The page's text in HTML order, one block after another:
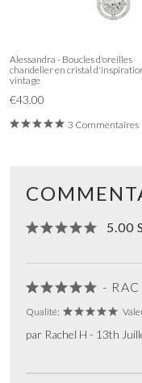
Alessandra - Boucles d'oreilles
chandelier en cristal
vintage
€43.00
3 Commentaires
5.00
-
Qualité:
par Rachel H - 13th